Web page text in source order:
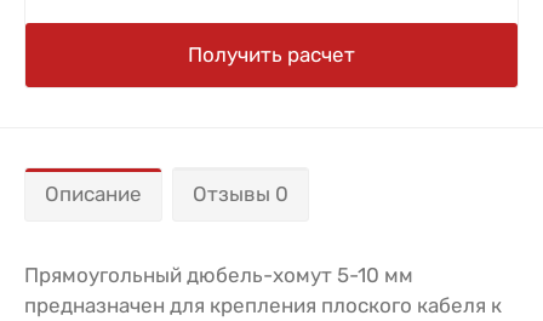
Получить расчет
Описание Отзывы 0
Прямоугольный дюбель-хомут 5-10 мм
предназначен для крепления плоского кабеля к